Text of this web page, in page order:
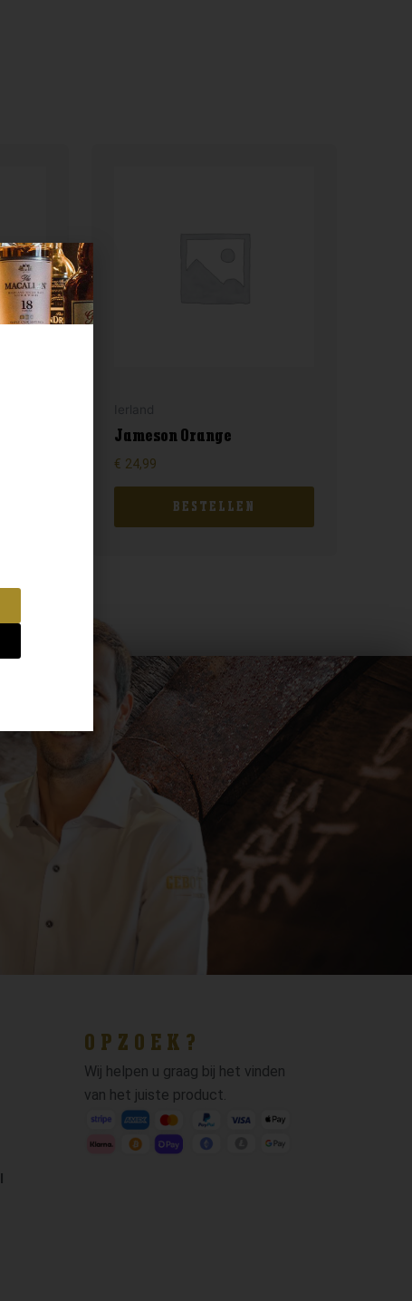
Jameson Orange
€ 24,99
BESTELLEN
OPZOEK?
Wij helpen u graag bij het vinden
van het juiste product.